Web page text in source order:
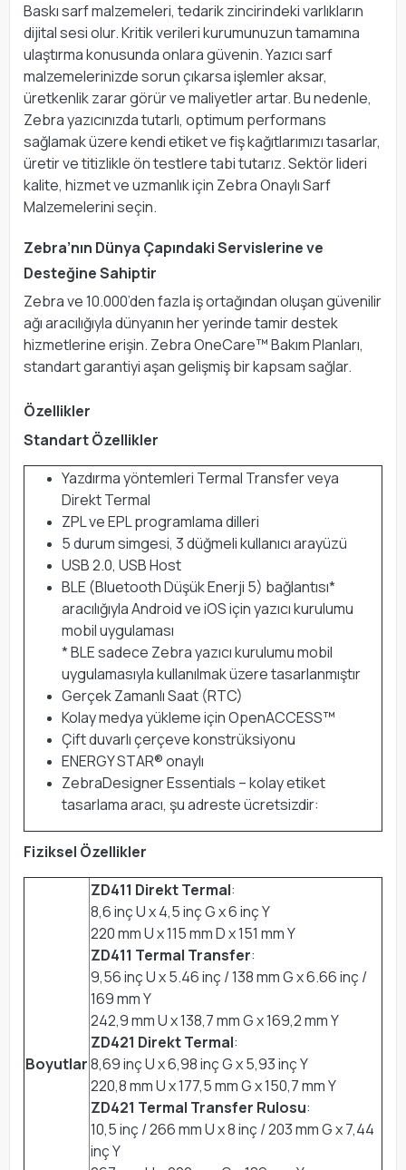
Baskı sarf malzemeleri, tedarik zincirindeki varlıkların
dijital sesi olur. Kritik verileri kurumunuzun tamamına
ulaştırma konusunda onlara güvenin. Yazıcı sarf
malzemelerinizde sorun çıkarsa işlemler aksar,
üretkenlik zarar görür ve maliyetler artar. Bu nedenle,
Zebra yazıcınızda tutarlı, optimum performans
sağlamak üzere kendi etiket ve fiş kağıtlarımızı tasarlar,
üretir ve titizlikle ön testlere tabi tutarız. Sektör lideri
kalite, hizmet ve uzmanlık için Zebra Onaylı Sarf
Malzemelerini seçin.
Zebra’nın Dünya Çapındaki Servislerine ve
Desteğine Sahiptir
Zebra ve 10.000’den fazla iş ortağından oluşan güvenilir
ağı aracılığıyla dünyanın her yerinde tamir destek
hizmetlerine erişin. Zebra OneCare™ Bakım Planları,
standart garantiyi aşan gelişmiş bir kapsam sağlar.
Özellikler
Standart Özellikler
Yazdırma yöntemleri Termal Transfer veya
Direkt Termal
ZPL ve EPL programlama dilleri
5 durum simgesi, 3 düğmeli kullanıcı arayüzü
USB 2.0, USB Host
BLE (Bluetooth Düşük Enerji 5) bağlantısı*
aracılığıyla Android ve iOS için yazıcı kurulumu
mobil uygulaması
* BLE sadece Zebra yazıcı kurulumu mobil
uygulamasıyla kullanılmak üzere tasarlanmıştır
Gerçek Zamanlı Saat (RTC)
Kolay medya yükleme için OpenACCESS™
Çift duvarlı çerçeve konstrüksiyonu
ENERGY STAR® onaylı
ZebraDesigner Essentials – kolay etiket
tasarlama aracı, şu adreste ücretsizdir:
Fiziksel Özellikler
Boyutlar
ZD411 Direkt Termal:
8,6 inç U x 4,5 inç G x 6 inç Y
220 mm U x 115 mm D x 151 mm Y
ZD411 Termal Transfer:
9,56 inç U x 5.46 inç / 138 mm G x 6.66 inç /
169 mm Y
242,9 mm U x 138,7 mm G x 169,2 mm Y
ZD421 Direkt Termal:
8,69 inç U x 6,98 inç G x 5,93 inç Y
220,8 mm U x 177,5 mm G x 150,7 mm Y
ZD421 Termal Transfer Rulosu:
10,5 inç / 266 mm U x 8 inç / 203 mm G x 7,44
inç Y